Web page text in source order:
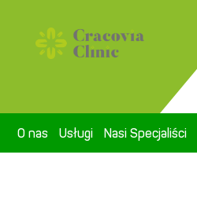
O nas Usługi Nasi Specjaliści